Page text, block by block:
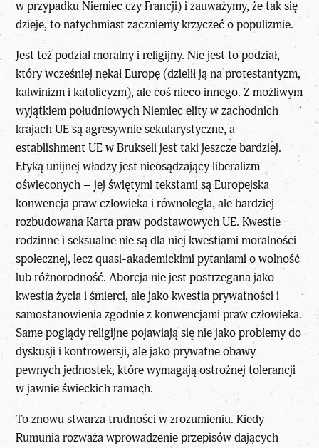
w przypadku Niemiec czy Francji) i zauważymy, że tak się
dzieje, to natychmiast zaczniemy krzyczeć o populizmie.
Jest też podział moralny i religijny. Nie jest to podział,
który wcześniej nękał Europę (dzielił ją na protestantyzm,
kalwinizm i katolicyzm), ale coś nieco innego. Z możliwym
wyjątkiem południowych Niemiec elity w zachodnich
krajach UE są agresywnie sekularystyczne, a
establishment UE w Brukseli jest taki jeszcze bardziej.
Etyką unijnej władzy jest nieosądzający liberalizm
oświeconych – jej świętymi tekstami są Europejska
konwencja praw człowieka i równoległa, ale bardziej
rozbudowana Karta praw podstawowych UE. Kwestie
rodzinne i seksualne nie są dla niej kwestiami moralności
społecznej, lecz quasi-akademickimi pytaniami o wolność
lub różnorodność. Aborcja nie jest postrzegana jako
kwestia życia i śmierci, ale jako kwestia prywatności i
samostanowienia zgodnie z konwencjami praw człowieka.
Same poglądy religijne pojawiają się nie jako problemy do
dyskusji i kontrowersji, ale jako prywatne obawy
pewnych jednostek, które wymagają ostrożnej tolerancji
w jawnie świeckich ramach.
To znowu stwarza trudności w zrozumieniu. Kiedy
Rumunia rozważa wprowadzenie przepisów dających